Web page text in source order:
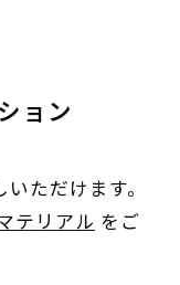
ョン
ただけます。
テリアル をご